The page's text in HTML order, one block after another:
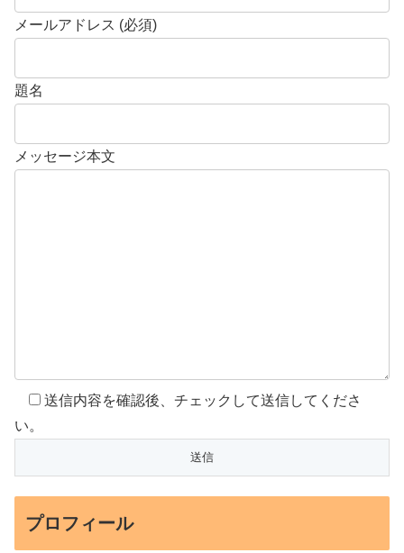
メールアドレス (必須)
題名
メッセージ本文
送信内容を確認後、チェックして送信してくださ
い。
プロフィール